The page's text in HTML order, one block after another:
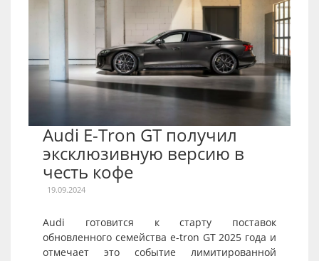
Audi E-Tron GT получил
эксклюзивную версию в
честь кофе
19.09.2024
Audi готовится к старту поставок
обновленного семейства e-tron GT 2025 года и
отмечает это событие лимитированной